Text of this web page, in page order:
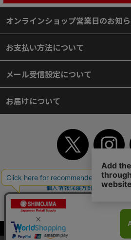
当サイトはクッキー（Cookie）を使用してい
オンラインショップ営業日のお知
お支払い方法について
メール受信設定について
お届けについて
TOP 初めてご利用のお客様へ ご
個人情報保護方針
特定商取引
よくあるご質問
お問い合わせ
サイトマップ
Copyright© 2018 SHIMOJIMA Co.,Ltd.